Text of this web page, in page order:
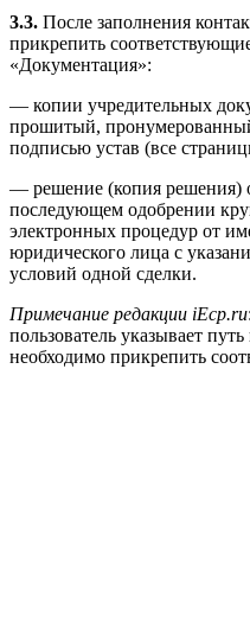
3.3. После заполнения
прикрепить
«Документация»:
— копии учредительных
прошитый,
подписью устав (все
— решение (копия решения)
последующем одобрении
электронных процедур от
юридического лица с
условий одной сделки.
Примечание редакции iEcp.ru
пользователь указывает
необходимо прикрепить